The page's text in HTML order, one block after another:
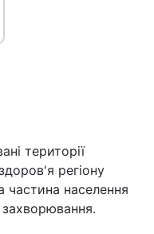
території
регіону
частина населення
захворювання.